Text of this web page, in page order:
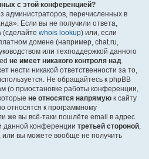
с этой конференцией?
администраторов, перечисленных в
Если вы не получили ответа,
(сделайте whois lookup) или, если
домене (например, chat.ru,
или техподдержкой данного
не имеет никакого контроля над
нести никакой ответственности за то,
Не обращайтесь к phpBB
(о приостановке работы конференции,
не относятся напрямую к сайту
относятся к программному
же вы всё-таки пошлёте email в адрес
данной конференции третьей стороной,
или вы можете вообще не получить